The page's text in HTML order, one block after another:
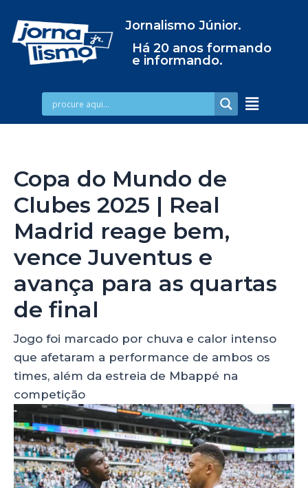
Jornalismo Júnior.
Há 20 anos formando
e informando.
Copa do Mundo de
Clubes 2025 | Real
Madrid reage bem,
vence Juventus e
avança para as quartas
de final
Jogo foi marcado por chuva e calor intenso
que afetaram a performance de ambos os
times, além da estreia de Mbappé na
competição